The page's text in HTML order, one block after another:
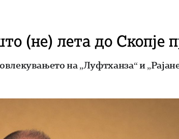
(не) лета до Скопје
на „Луфтханза“ и